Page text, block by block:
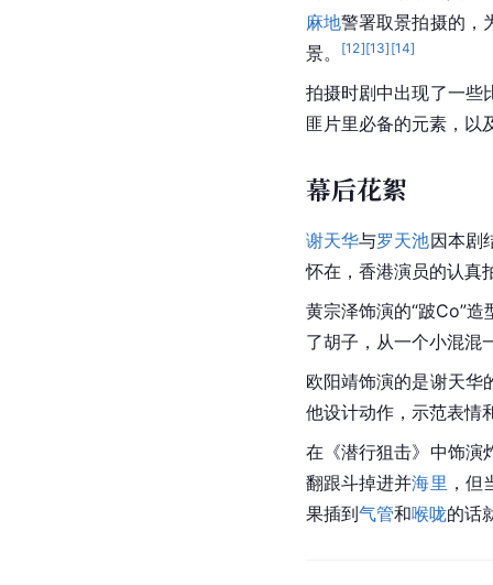
麻地警署取景拍摄的，
景。
[12][13] [14]
拍摄时剧中出现了一些
匪片里必备的元素，以
幕后花絮
谢天华与罗天池因本剧
怀在，香港演员的认真
黄宗泽饰演的“跛Co”
了胡子，从一个小混混
欧阳靖饰演的是谢天华
他设计动作，示范表情
在《潜行狙击》中饰演
翻跟斗掉进并海里 ，
果插到气管和喉咙的话